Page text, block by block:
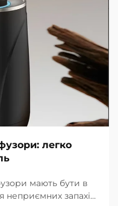
легко
мають бути в
неприємних запахів